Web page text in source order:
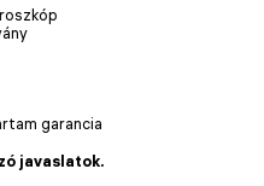
garancia
javaslatok.